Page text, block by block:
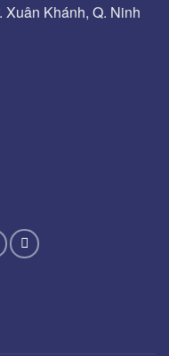
Xuân Khánh, Q. Ninh